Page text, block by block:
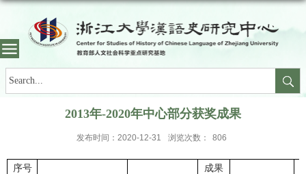
2013年-2020年中心部分获奖成果
发布时间：2020-12-31 浏览次数： 806
序号
成果